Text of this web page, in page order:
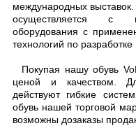
международных
осуществляется с
оборудования с
технологий по
Покупая нашу обувь
ценой и качеством.
действуют гибкие
обувь нашей торговой
возможны дозаказы